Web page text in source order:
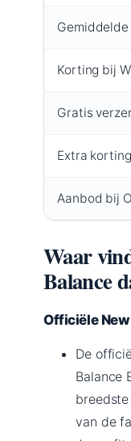
Korting bij
Gratis
Extra
Aanbod bij
Waar
Balance
Officiële
De
Balance
van de